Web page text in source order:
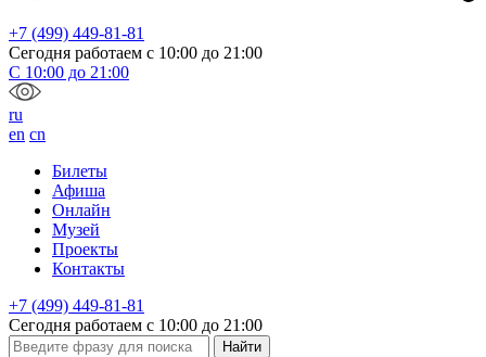
+7 (499) 449-81-81
Сегодня работаем с 10:00 до 21:00
С 10:00 до 21:00
ru
en cn
Билеты
Афиша
Онлайн
Музей
Проекты
Контакты
+7 (499) 449-81-81
Сегодня работаем с 10:00 до 21:00